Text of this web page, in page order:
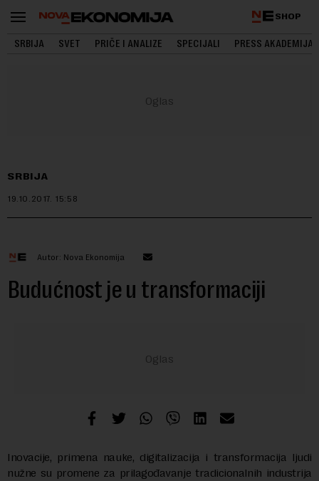
SHOP
SRBIJA SVET PRIČE I ANALIZE SPECIJALI PRESS AKADEMIJA
SRBIJA
19.10.2017. 15:58
Autor: Nova Ekonomija
Budućnost je u transformaciji
Inovacije, primena nauke, digitalizacija i transformacija ljudi
nužne su promene za prilagođavanje tradicionalnih industrija